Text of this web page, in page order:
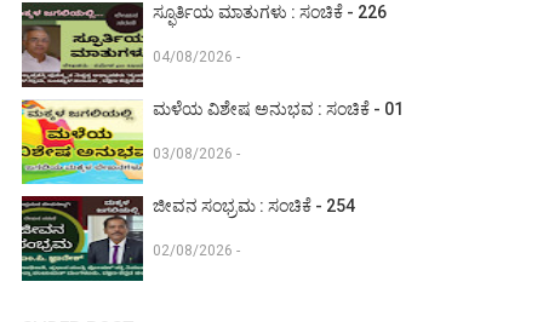
ಸ್ಫೂರ್ತಿಯ ಮಾತುಗಳು : ಸಂಚಿಕೆ - 226
04/08/2026 -
ಮಳೆಯ ವಿಶೇಷ ಅನುಭವ : ಸಂಚಿಕೆ - 01
03/08/2026 -
ಜೀವನ ಸಂಭ್ರಮ : ಸಂಚಿಕೆ - 254
02/08/2026 -